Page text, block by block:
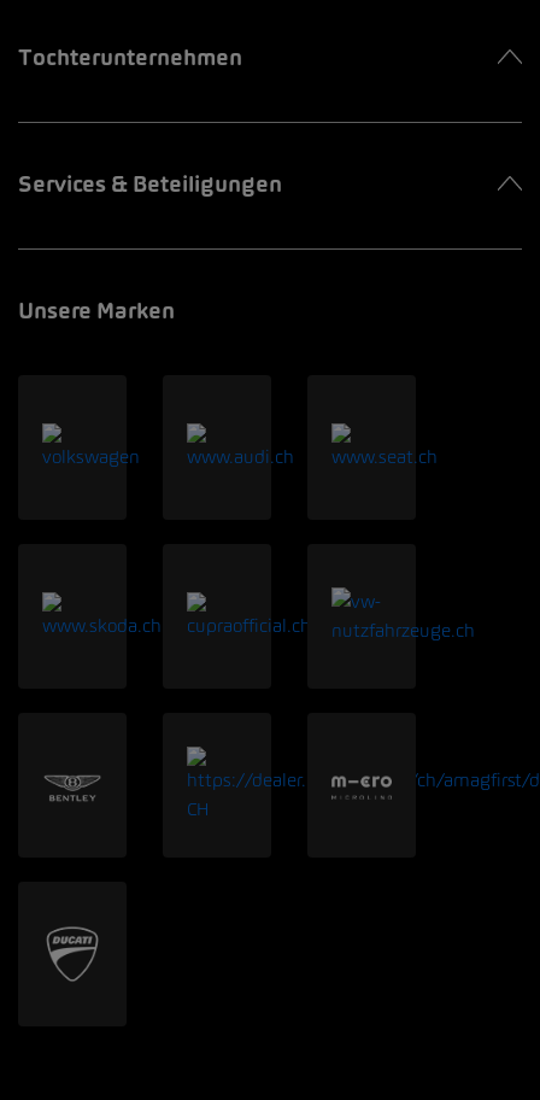
Tochterunternehmen
Services & Beteiligungen
Unsere Marken